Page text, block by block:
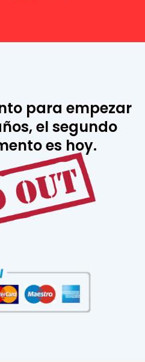
para empezar
el segundo
es hoy.